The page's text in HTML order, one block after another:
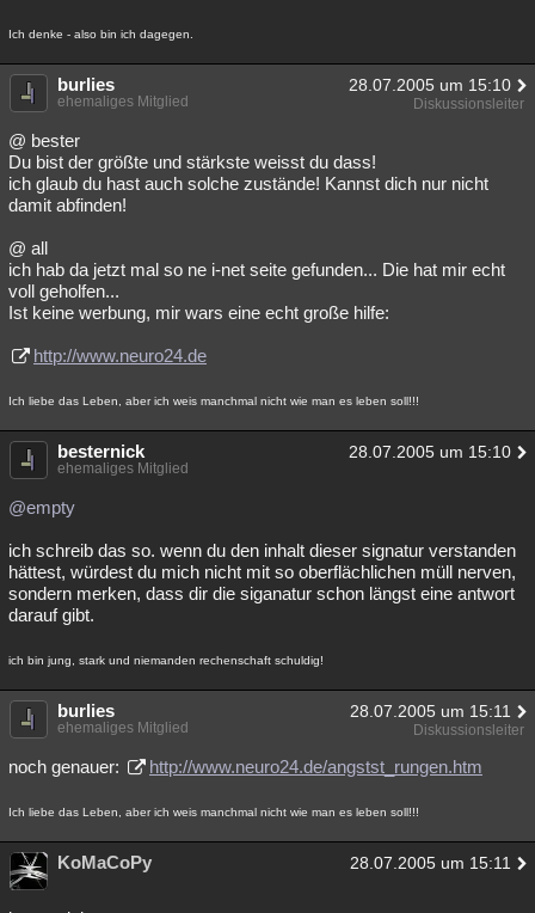
Ich denke - also bin ich dagegen.
burlies 28.07.2005 um 15:10
ehemaliges Mitglied Diskussionsleiter
@ bester
Du bist der größte und stärkste weisst du dass!
ich glaub du hast auch solche zustände! Kannst dich nur nicht
damit abfinden!
@ all
ich hab da jetzt mal so ne i-net seite gefunden... Die hat mir echt
voll geholfen...
Ist keine werbung, mir wars eine echt große hilfe:
http://www.neuro24.de
Ich liebe das Leben, aber ich weis manchmal nicht wie man es leben soll!!!
besternick 28.07.2005 um 15:10
ehemaliges Mitglied
@empty
ich schreib das so. wenn du den inhalt dieser signatur verstanden
hättest, würdest du mich nicht mit so oberflächlichen müll nerven,
sondern merken, dass dir die siganatur schon längst eine antwort
darauf gibt.
ich bin jung, stark und niemanden rechenschaft schuldig!
burlies 28.07.2005 um 15:11
ehemaliges Mitglied Diskussionsleiter
noch genauer: http://www.neuro24.de/angstst_rungen.htm
Ich liebe das Leben, aber ich weis manchmal nicht wie man es leben soll!!!
KoMaCoPy 28.07.2005 um 15:11